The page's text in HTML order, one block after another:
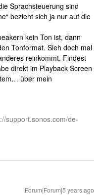
Sprachsteuerung sind
bezieht sich ja nur auf die
kein Ton ist, dann
Tonformat. Sieh doch mal
reinkommt. Findest
direkt im Playback Screen
über mein
support.sonos.com/de-
Forum|Forum|5 years ago